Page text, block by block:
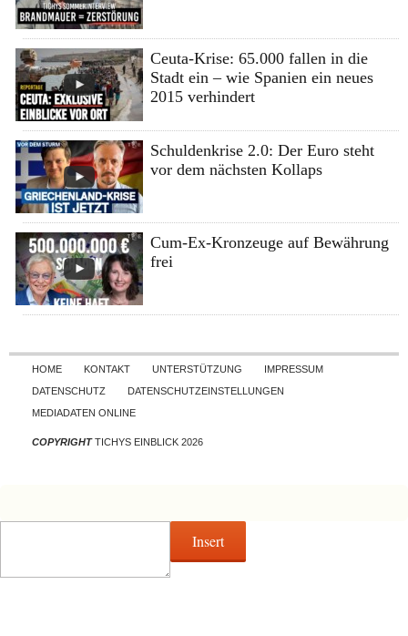
Ceuta-Krise: 65.000 fallen in die
Stadt ein – wie Spanien ein neues
2015 verhindert
Schuldenkrise 2.0: Der Euro steht
vor dem nächsten Kollaps
Cum-Ex-Kronzeuge auf Bewährung
frei
Skip to content
HOME KONTAKT UNTERSTÜTZUNG
IMPRESSUM
DATENSCHUTZ
DATENSCHUTZEINSTELLUNGEN
MEDIADATEN ONLINE
COPYRIGHTTICHYS EINBLICK 2026
Insert